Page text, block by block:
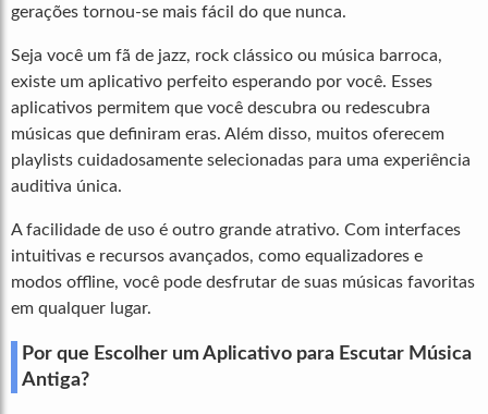
gerações tornou-se mais fácil do que nunca.
Seja você um fã de jazz, rock clássico ou música barroca,
existe um aplicativo perfeito esperando por você. Esses
aplicativos permitem que você descubra ou redescubra
músicas que definiram eras. Além disso, muitos oferecem
playlists cuidadosamente selecionadas para uma experiência
auditiva única.
A facilidade de uso é outro grande atrativo. Com interfaces
intuitivas e recursos avançados, como equalizadores e
modos offline, você pode desfrutar de suas músicas favoritas
em qualquer lugar.
Por que Escolher um Aplicativo para Escutar Música
Antiga?